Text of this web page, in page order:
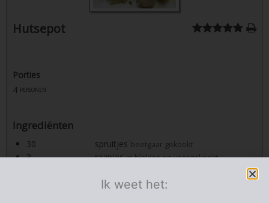
Hutsepot
Porties
4 personen
Ingrediënten
30 spruitjes beetgaar gekookt
3 raapjes in blokjes en voorgekookt
krieltjes voorgekookt
Ik weet het: